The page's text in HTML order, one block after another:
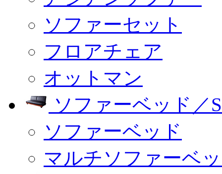
ソファーセット
フロアチェア
オットマン
ソファーベッド／
ソファーベッド
マルチソファーベ